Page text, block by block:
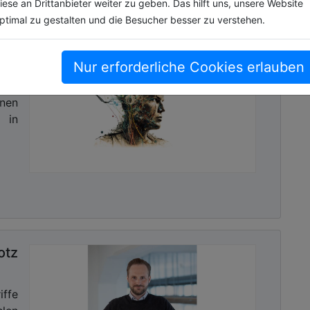
an Drittanbieter weiter zu geben. Das hilft uns, unsere Website
zu gestalten und die Besucher besser zu verstehen.
Nur erforderliche Cookies erlauben
Ebenso liegt es im Entscheidungsbereich der
oder Landrat resp. (Ober-)Bürgermeister –,
betrieben werden soll oder extern über
gilt für den Daten­raum, in dem alle städtischen
KI-Auswertung bereitzustehen. „Bei Bedarf liefern
komplett mit“, sagt Dr. Daniel Trauth,„die
Funktionalität einschließlich KI-Analysen von
Wunsch kann die Gemeinde Datenraum und KI-
und nur das Betriebssystem von dataMatters für
urbanOS heute schon alle gängigen KI-
nahtlos an das kommunale Betriebssysteme
Funknetzen, Datenbanksystemen sowie
, sagt Dr. Daniel Trauth. Er versichert
einer Kommune oder auch eines Bundeslandes
von uns gerne erfüllt“.
in